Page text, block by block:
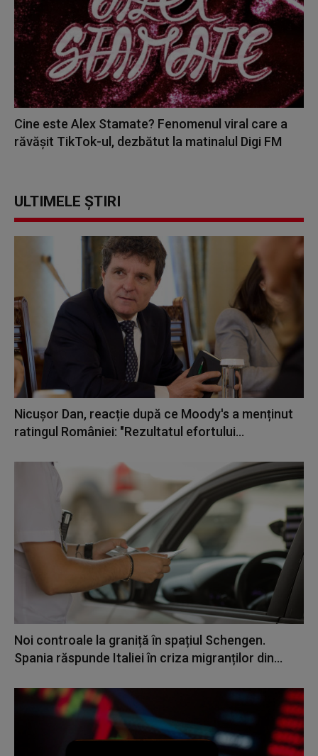
Cine este Alex Stamate? Fenomenul viral care a
răvășit TikTok-ul, dezbătut la matinalul Digi FM
ULTIMELE ȘTIRI
Nicușor Dan, reacție după ce Moody's a menținut
ratingul României: "Rezultatul efortului...
Noi controale la graniță în spațiul Schengen.
Spania răspunde Italiei în criza migranților din...